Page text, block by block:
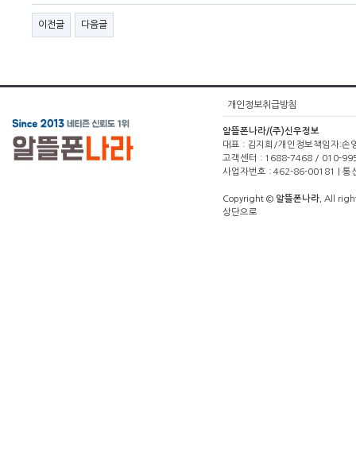
이전글 다음글
개인정보취급방침
알뜰폰나라/(주)신우정보
대표 : 김지희/개인정보책임자:
고객센터 : 1688-7468 / 010-
사업자번호 : 462-86-00181 | 통
Copyright © 알뜰폰나라. All
상단으로